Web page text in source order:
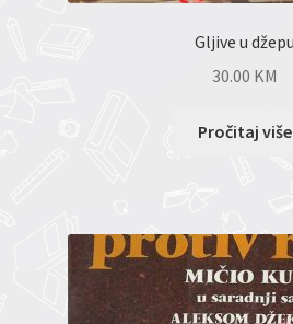
Gljive u džepu
30.00 KM
Pročitaj više